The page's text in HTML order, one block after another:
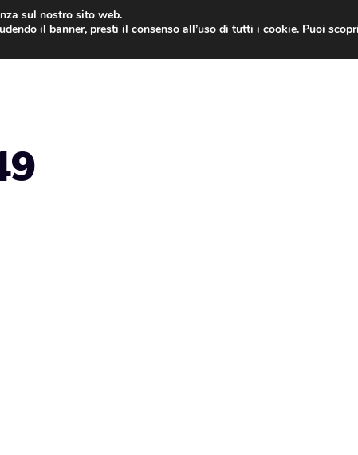
sul nostro sito web.
il banner, presti il consenso all’uso di tutti i cookie. Puoi